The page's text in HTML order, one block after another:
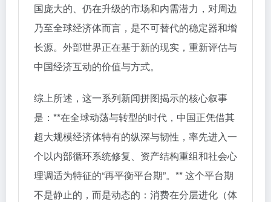
国庞大的、仍在升级的市场和内需潜力，对周边
乃至全球经济体而言，是不可替代的稳定器和增
长源。外部世界正在基于新的现实，重新评估与
中国经济互动的价值与方式。
综上所述，这一系列新闻拼图揭示的核心叙事
是：**在全球动荡与转型的时代，中国正凭借其
超大规模经济体特有的纵深与韧性，率先进入一
个以内部循环系统修复、资产结构重组和社会心
理调适为特征的“再平衡平台期”。** 这个平台期
不是静止的，而是动态的：消费在分层进化（体